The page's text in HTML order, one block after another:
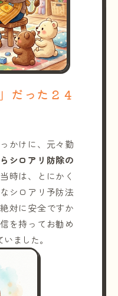
だった２４
かけに、元々勤
シロアリ防除の
時は、とにかく
シロアリ予防法
対に安全ですか
を持ってお勧め
ました。